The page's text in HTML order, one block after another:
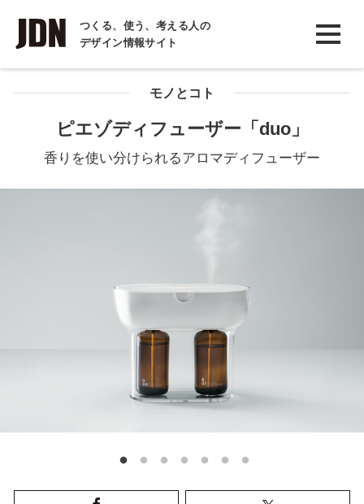
つくる、使う、考える人の
デザイン情報サイト
INTERVIEW
インタビュー
REPORT
COLUMN
モノとコト
ピエゾディフューザー「duo」
香りを使い分けられるアロマディフューザー